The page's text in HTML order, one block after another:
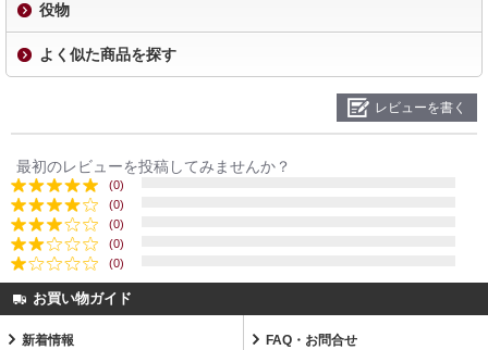
役物
よく似た商品を探す
レビューを書く
最初のレビューを投稿してみませんか？
(0)
(0)
(0)
(0)
(0)
お買い物ガイド
新着情報 FAQ・お問合せ